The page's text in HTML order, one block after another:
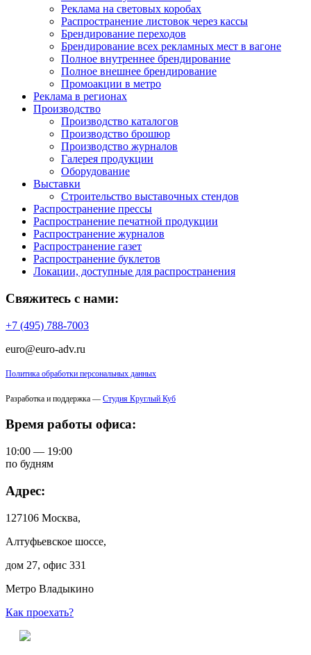
Реклама на световых коробах
Распространение листовок через кассы
Брендирование переходов
Брендирование всех рекламных мест в вагоне
Полное внутреннее брендирование
Полное внешнее брендирование
Промоакции в метро
Реклама в регионах
Производство
Производство каталогов
Производство брошюр
Производство журналов
Галерея продукции
Оборудование
Выставки
Строительство выставочных стендов
Распространение прессы
Распространение печатной продукции
Распространение журналов
Распространение газет
Распространение буклетов
Локации, доступные для распространения
Свяжитесь с нами:
+7 (495) 788-7003
euro@euro-adv.ru
Политика обработки персональных данных
Разработка и поддержка — Студия Круглый Куб
Время работы офиса:
10:00 — 19:00
по будням
Адрес:
127106 Москва,
Алтуфьевское шоссе,
дом 27, офис 331
Метро Владыкино
Как проехать?